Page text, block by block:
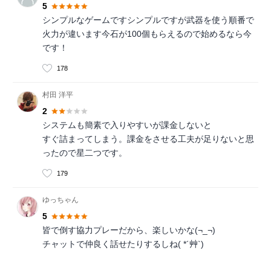
5
シンプルなゲームですシンプルですが武器を使う順番で
火力が違います今石が100個もらえるので始めるなら今
です！
178
村田 洋平
2
システムも簡素で入りやすいが課金しないと
すぐ詰まってしまう。課金をさせる工夫が足りないと思
ったので星二つです。
179
ゆっちゃん
5
皆で倒す協力プレーだから、楽しいかな(¬_¬)
チャットで仲良く話せたりするしね( *´艸`)